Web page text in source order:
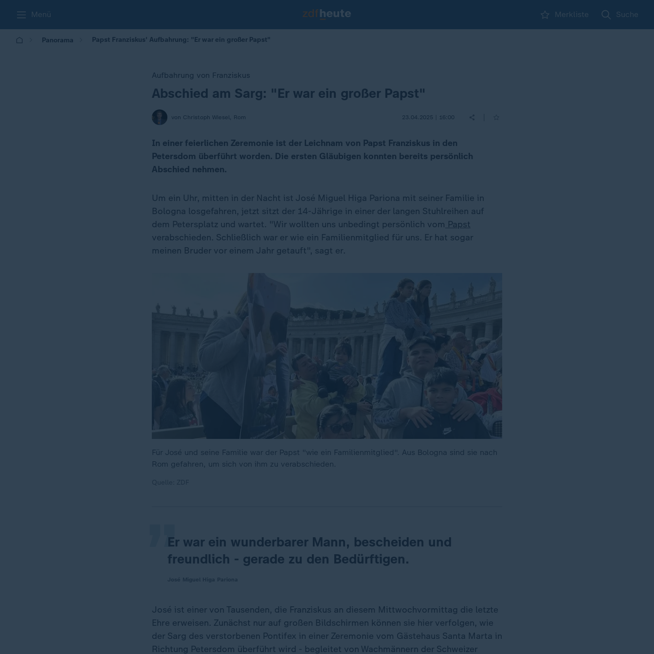
Menü Merkliste Suche
Panorama Papst Franziskus' Aufbahrung: "Er war ein großer Papst"
Aufbahrung von Franziskus
:
Abschied am Sarg: "Er war ein großer Papst"
von Christoph Wiesel, Rom 23.04.2025 | 16:00
In einer feierlichen Zeremonie ist der Leichnam von Papst Franziskus in den
Petersdom überführt worden. Die ersten Gläubigen konnten bereits persönlich
Abschied nehmen.
Um ein Uhr, mitten in der Nacht ist José Miguel Higa Pariona mit seiner Familie in
Bologna losgefahren, jetzt sitzt der 14-Jährige in einer der langen Stuhlreihen auf
dem Petersplatz und wartet. "Wir wollten uns unbedingt persönlich vom Papst
verabschieden. Schließlich war er wie ein Familienmitglied für uns. Er hat sogar
meinen Bruder vor einem Jahr getauft", sagt er.
Für José und seine Familie war der Papst "wie ein Familienmitglied". Aus Bologna sind sie nach
Rom gefahren, um sich von ihm zu verabschieden.
Er war ein wunderbarer Mann, bescheiden und
freundlich - gerade zu den Bedürftigen.
José ist einer von Tausenden, die Franziskus an diesem Mittwochvormittag die letzte
Ehre erweisen. Zunächst nur auf großen Bildschirmen können sie hier verfolgen, wie
der Sarg des verstorbenen Pontifex in einer Zeremonie vom Gästehaus Santa Marta in
Richtung Petersdom überführt wird - begleitet von Wachmännern der Schweizer